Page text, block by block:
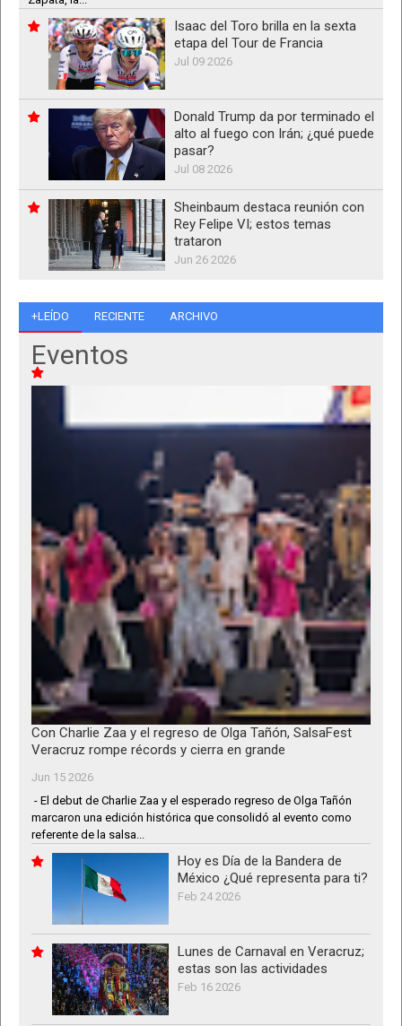
Isaac del Toro brilla en la sexta
etapa del Tour de Francia
Jul 09 2026
Donald Trump da por terminado el
alto al fuego con Irán; ¿qué puede
pasar?
Jul 08 2026
Sheinbaum destaca reunión con
Rey Felipe VI; estos temas
trataron
Jun 26 2026
+LEÍDO RECIENTE ARCHIVO
Eventos
Con Charlie Zaa y el regreso de Olga Tañón, SalsaFest
Veracruz rompe récords y cierra en grande
Jun 15 2026
- El debut de Charlie Zaa y el esperado regreso de Olga Tañón
marcaron una edición histórica que consolidó al evento como
referente de la salsa...
Hoy es Día de la Bandera de
México ¿Qué representa para ti?
Feb 24 2026
Lunes de Carnaval en Veracruz;
estas son las actividades
Feb 16 2026